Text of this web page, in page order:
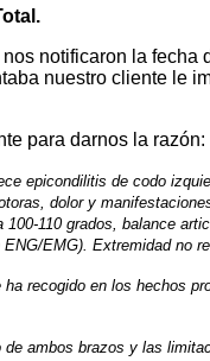
notificaron la
nuestro cliente le
para darnos la razón:
epicondilitis de codo
dolor y
110 grados, balance
EMG). Extremidad no
recogido en los hechos
ambos brazos y las